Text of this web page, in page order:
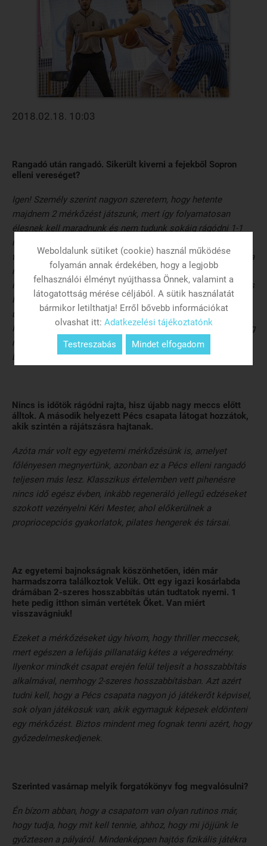
2018.02.18. 10:03
Rangadó után rangadó. Sikerült kiverni a fejekből Sopron
elleni vereséget?
Igen! Személy szerint nagyon szeretem, hogy hetente
majdnem 2 mérkőzést játszunk, mert így folyamatosan
élesnek kell maradnunk és nem tudunk sokáig rágódni 1-1
mérkőzésen. Hát igen az ominózus soproni vereség….
tipikusan az a meccs volt, amikor minden összejött, inkább a
negatív oldalon, de lehet, hogy furcsán fog hangzani, de egy
ilyen vereség mindig „feldobja” illetve felfrissíti a csapatot és
levesz egy kicsi terhet a vállakról. Sorozatban 14 győzelem
után már, nyomás van a csapaton, hogy ezt is nyerni kell.
Ilyenkor mindenki ráeszmél, hogy hoppá azért bőven van még
mit javítani és a csapat újult erővel és lelkesedéssel ugrik
bele a munkába.
Nincs is időtök rágódni rajta, hisz újabb nagy meccs előtt
álltok. A második helyezett Pécs csapata látogat hozzátok,
akik szintén a rájátszásra hajtanak.
Azóta már volt egy egyetemi mérkőzésünk is, amelyet
főlényesen megnyertünk, azonban ez a Pécs elleni rangadó
teljesen más lesz. Klasszikus értelemben vett pihenésre
nincs idő egész évben, inkább regeneráló jellegű edzéseket
szokott vezényelni Kéri Mester, ahol előkerülnek a
propriocepciós gyakorlatok, pilates hengerek és társai.
Az egyetemi bajnokságnak köszönhetően, idén már
harmadszorra találkoztok Velük. Ott egy igazi kosárlabda
drámában 2-szeres hosszabbítás után tudtatok nyerni. 1
hete pedig itthon simán vertétek Őket. Van miért
visszavágniuk!
Ezeket a mérkőzéseket úgy hívom, hogy thriller meccsek,
mert egészen a lefújás pillanatáig kétes a végeredmény.
Ilyenkor mindkét csapat erején felül teljesít a hosszabbítás
alkalmával, nemhogy 2-szeres hosszabbításban. Azt azért
tudni kell, hogy a Pécs csapata nagyon jó játékerőt képvisel,
sok olyan játékosuk van, akik egymaguk képesek eldönteni
egy mérkőzést. Biztos mindent meg fognak tenni azért, hogy
győzedelmeskedjenek.
Szerinted vasárnap melyik forgatókönyv fog megvalósulni?
Én bízom abban, hogy a csapatom van olyan rutinos már,
hogy tudja, hogy mit kell tennie, ahhoz, hogy mi jöjjünk le
győztesen a pályáról. Mindenképpen hajtós fizikális játékra
Mindet elfogadom
Testreszabás
Weboldalunk sütiket (cookie) használ működése
folyamán annak érdekében, hogy a legjobb
felhasználói élményt nyújthassa Önnek, valamint a
látogatottság mérése céljából. A sütik használatát
bármikor letilthatja! Erről bővebb információkat
olvashat itt: Adatkezelési tájékoztatónk